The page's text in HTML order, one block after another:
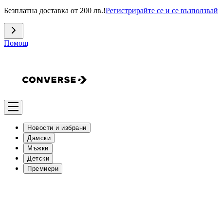
Безплатна доставка от 200 лв.!Регистрирайте се и се
Помощ
Новости и избрани
Дамски
Мъжки
Детски
Премиери